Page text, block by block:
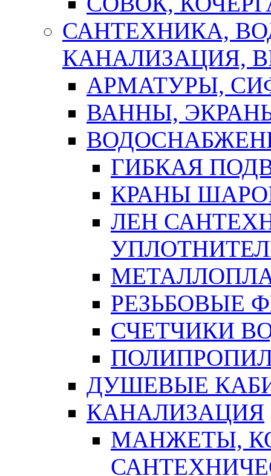
САНТЕХНИКА,
КАНАЛИЗАЦИЯ,
АРМАТУРЫ,
ВАННЫ,
ГИБКАЯ
КРАНЫ
ЛЕН
РЕЗЬБОВЫЕ
СЧЕТЧИКИ
ДУШЕВЫЕ
КАНАЛИЗАЦИЯ
МАНЖЕТЫ,